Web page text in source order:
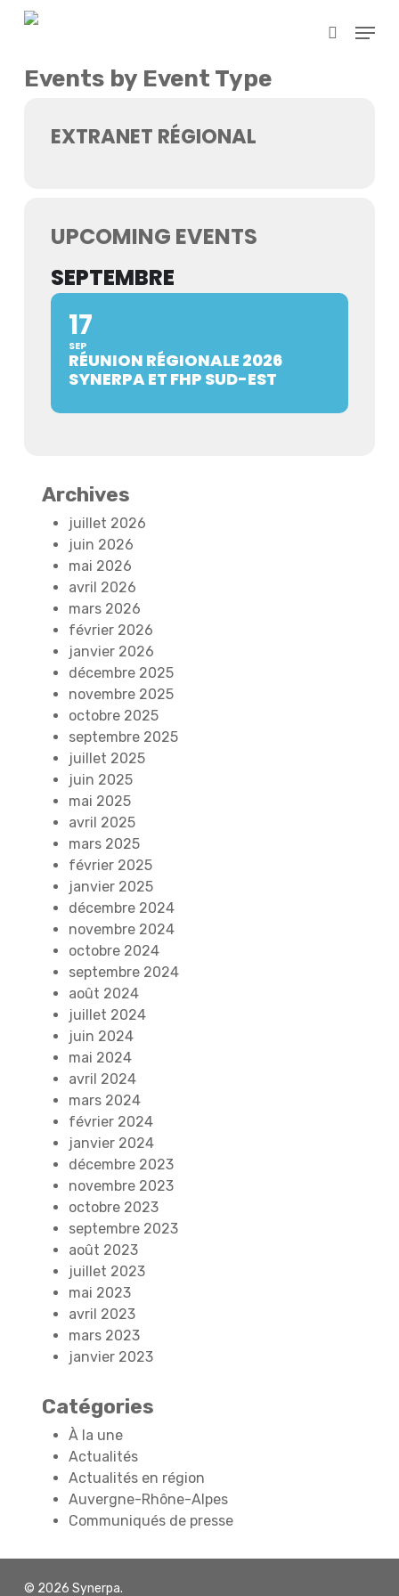
Skip
content
search
Menu
Events by Event Type
EXTRANET RÉGIONAL
UPCOMING EVENTS
SEPTEMBRE
17
SEP
RÉUNION RÉGIONALE 2026
SYNERPA ET FHP SUD-EST
Archives
juillet 2026
juin 2026
mai 2026
avril 2026
mars 2026
février 2026
janvier 2026
décembre 2025
novembre 2025
octobre 2025
septembre 2025
juillet 2025
juin 2025
mai 2025
avril 2025
mars 2025
février 2025
janvier 2025
décembre 2024
novembre 2024
octobre 2024
septembre 2024
août 2024
juillet 2024
juin 2024
mai 2024
avril 2024
mars 2024
février 2024
janvier 2024
décembre 2023
novembre 2023
octobre 2023
septembre 2023
août 2023
juillet 2023
mai 2023
avril 2023
mars 2023
janvier 2023
Catégories
À la une
Actualités
Actualités en région
Auvergne-Rhône-Alpes
Communiqués de presse
© 2026 Synerpa.